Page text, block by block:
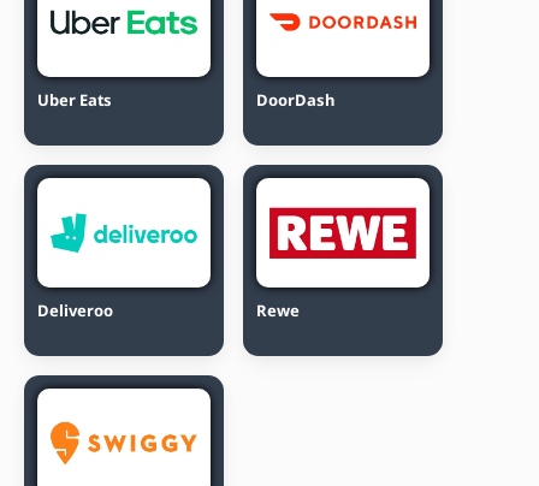
Uber Eats DoorDash
Deliveroo Rewe